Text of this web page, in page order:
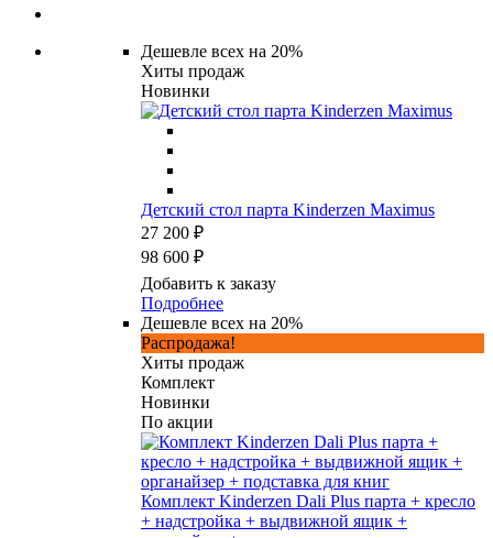
Дешевле всех на 20%
Хиты продаж
Новинки
Детский стол парта Kinderzen Maximus
27 200 ₽
98 600 ₽
Добавить к заказу
Подробнее
Дешевле всех на 20%
Распродажа!
Хиты продаж
Комплект
Новинки
По акции
Комплект Kinderzen Dali Plus парта + кресло
+ надстройка + выдвижной ящик +